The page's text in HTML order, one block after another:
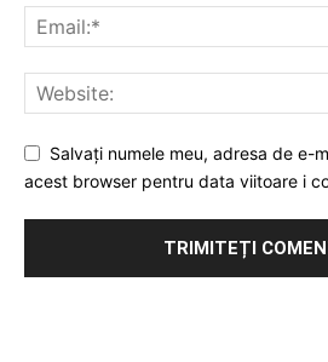
Salvați numele meu, adresa de e-
acest browser pentru data viitoare i